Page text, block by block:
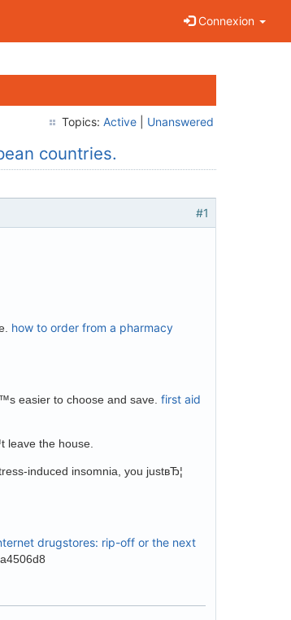
Connexion
Topics: Active Unanswered
countries.
#1
how to order from a pharmacy
easier to choose and save. first aid
the house.
induced insomnia, you justвЂ¦
drugstores: rip-off or the next
a4506d8